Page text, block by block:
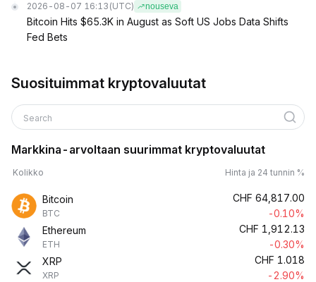
2026-08-07 16:13 (UTC) nouseva
Bitcoin Hits $65.3K in August as Soft US Jobs Data Shifts
Fed Bets
Suosituimmat kryptovaluutat
Search
Markkina-arvoltaan suurimmat kryptovaluutat
Kolikko Hinta ja 24 tunnin %
Bitcoin
BTC
CHF 64,817.00
-0.10%
Ethereum
ETH
CHF 1,912.13
-0.30%
XRP
XRP
CHF 1.018
-2.90%